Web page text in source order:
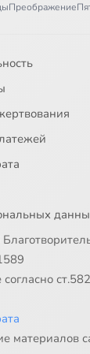
Преображение
материалов